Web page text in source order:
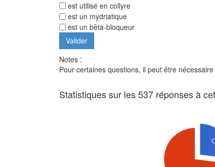
est utilisé en collyre
est un mydriatique
est un bêta-bloqueur
Notes :
Pour certaines questions, il peut être
Statistiques sur les 537 réponses à